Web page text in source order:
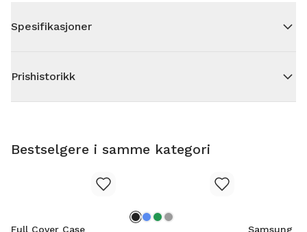
Spesifikasjoner
Prishistorikk
Bestselgere i samme kategori
Full Cover Case
Samsung